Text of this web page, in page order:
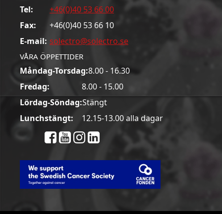
Tel:
+46(0)40 53 66 00
Fax:
+46(0)40 53 66 10
E-mail: solectro@solectro.se
VÅRA ÖPPETTIDER
Måndag-Torsdag:8.00 - 16.30
Fredag:
8.00 - 15.00
Lördag-Söndag:Stängt
Lunchstängt:
12.15-13.00 alla dagar